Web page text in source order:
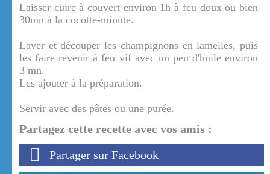
Laisser cuire à couvert environ 1h à feu doux ou bien
30mn à la cocotte-minute.
Laver et découper les champignons en lamelles, puis
les faire revenir à feu vif avec un peu d'huile environ
3 mn.
Les ajouter à la préparation.
Servir avec des pâtes ou une purée.
Partagez cette recette avec vos amis :
Partager sur Facebook